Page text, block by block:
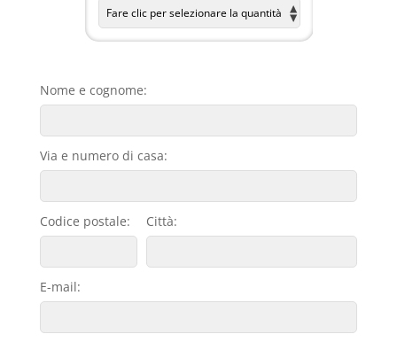
Nome e cognome:
Via e numero di casa:
Codice postale: Città:
E-mail: